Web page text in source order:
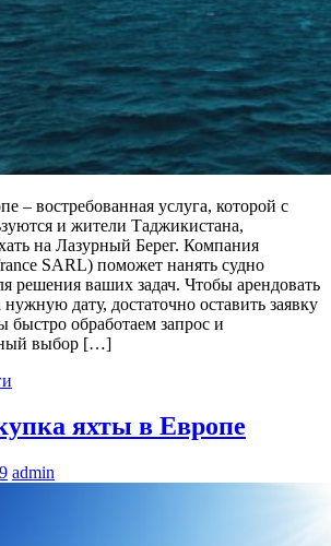
– востребованная услуга, которой с
и жители Таджикистана,
на Лазурный Берег. Компания
SARL) поможет нанять судно
решения ваших задач. Чтобы арендовать
дату, достаточно оставить заявку
обработаем запрос и
выбор […]
яхты в Европе
admin